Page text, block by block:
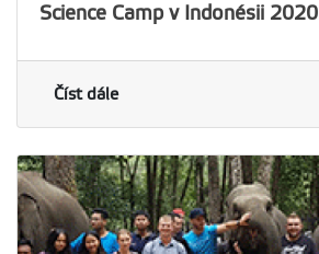
Science Camp v Indonésii 2020
Číst dále